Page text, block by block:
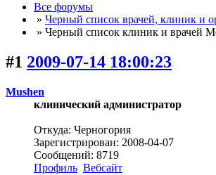
Все форумы
» Черный список врачей, клиник и
» Черный список клиник и врачей
#1 2009-07-14 18:00:23
Mushen
клинический администратор
Откуда: Черногория
Зарегистрирован: 2008-04-07
Сообщений: 8719
Профиль Вебсайт